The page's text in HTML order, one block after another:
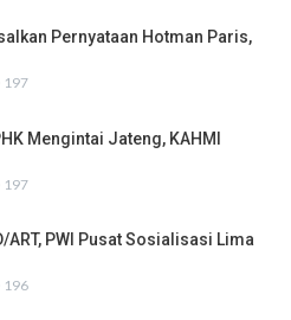
Pernyataan Hotman Paris,
197
Mengintai Jateng, KAHMI
197
ART, PWI Pusat Sosialisasi Lima
196